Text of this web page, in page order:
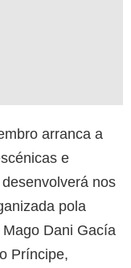
arranca a
e
nos
pola
Dani Gacía
Príncipe,